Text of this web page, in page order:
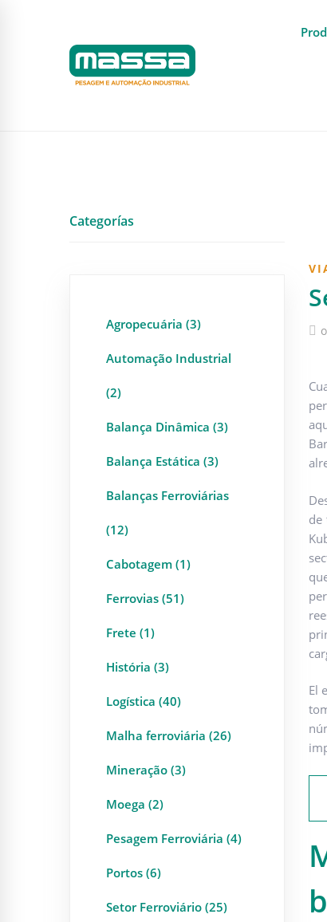
Categorías
Agropecuária (3)
Automação Industrial
(2)
Balança Dinâmica (3)
Balança Estática (3)
Balanças Ferroviárias
(12)
Cabotagem (1)
Ferrovias (51)
Frete (1)
História (3)
Logística (40)
Malha ferroviária (26)
Mineração (3)
Moega (2)
Pesagem Ferroviária (4)
Portos (6)
Setor Ferroviário (25)
de
El